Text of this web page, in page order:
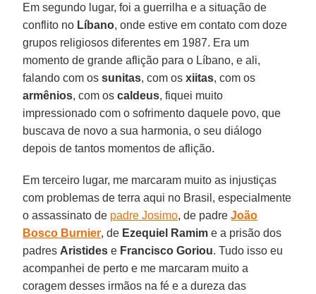
Em segundo lugar, foi a guerrilha e a situação de
conflito no Líbano, onde estive em contato com doze
grupos religiosos diferentes em 1987. Era um
momento de grande aflição para o Líbano, e ali,
falando com ossunitas, com osxiitas, com os
armênios, com oscaldeus, fiquei muito
impressionado com o sofrimento daquele povo, que
buscava de novo a sua harmonia, o seu diálogo
depois de tantos momentos de aflição.
Em terceiro lugar, me marcaram muito as injustiças
com problemas de terra aqui no Brasil, especialmente
o assassinato de padre Josimo, de padreJoão
Bosco Burnier, de Ezequiel Ramim e a prisão dos
padres Aristides e Francisco Goriou. Tudo isso eu
acompanhei de perto e me marcaram muito a
coragem desses irmãos na fé e a dureza das